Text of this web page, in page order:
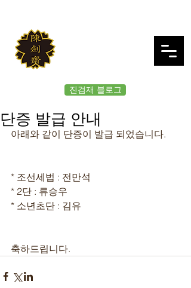
진검재 블로그
단증 발급 안내
아래와 같이 단증이 발급 되었습니다.
* 조선세법 : 전만석
* 2단 : 류승우
* 소년초단 : 김유
축하드립니다.